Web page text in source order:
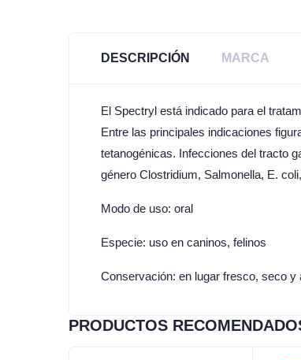
DESCRIPCIÓN MARCA
El Spectryl está indicado para el
Entre las principales indicaciones
tetanogénicas. Infecciones del tracto
género Clostridium, Salmonella, E.
Modo de uso: oral
Especie: uso en caninos, felinos
Conservación: en lugar fresco, seco y
PRODUCTOS